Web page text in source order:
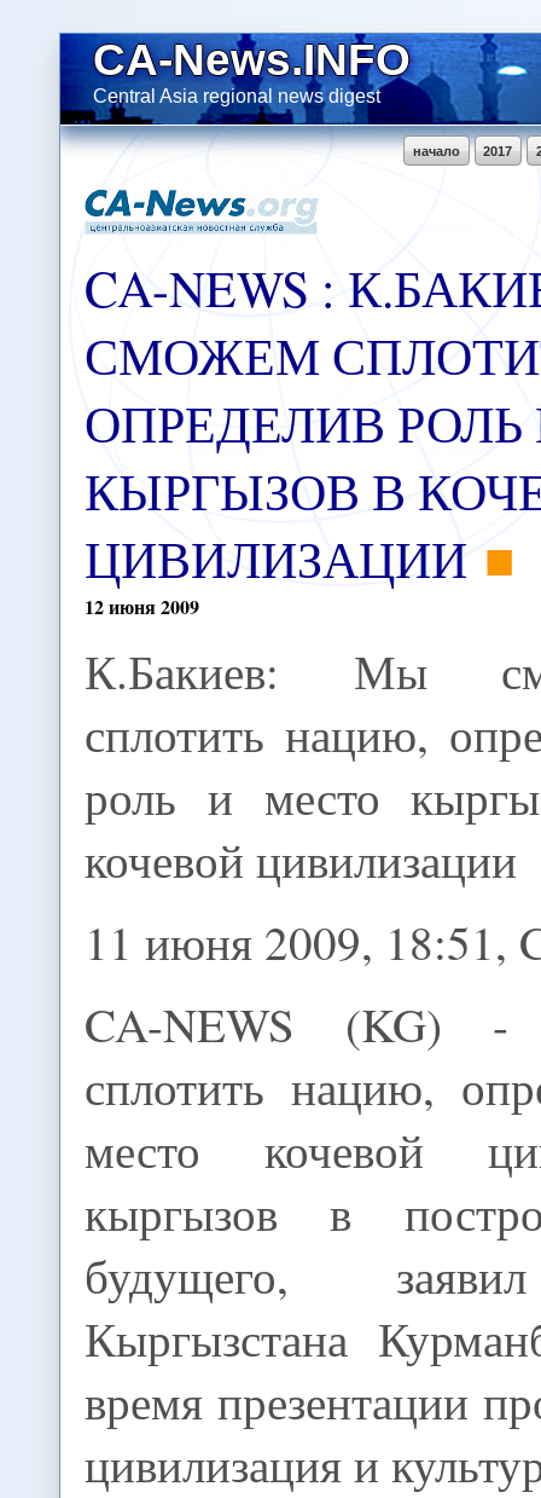
CA-News.INFO
Central Asia regional news digest
2017
начало
CA-NEWS :
СМОЖЕМ
ОПРЕДЕЛИВ
КЫРГЫЗОВ В
ЦИВИЛИЗАЦИИ
12июня2009
К.Бакиев: Мы
сплотить нацию,
роль и место
кочевой цивилизации
11 июня 2009, 18:51,
CA-NEWS (KG)
сплотить нацию,
место кочевой
кыргызов в
будущего,
Кыргызстана
время презентации
цивилизация и